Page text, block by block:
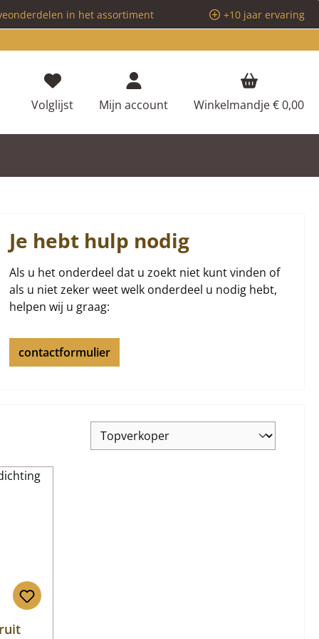
in het assortiment
+10 jaar ervaring
VolglijstJe hebt 0 items op je verlanglijstje
Mijn account Winkelmandje€ 0,00
Je hebt hulp nodig
Als u het onderdeel dat u zoekt niet kunt vinden of
als u niet zeker weet welk onderdeel u nodig hebt,
helpen wij u graag:
contactformulier